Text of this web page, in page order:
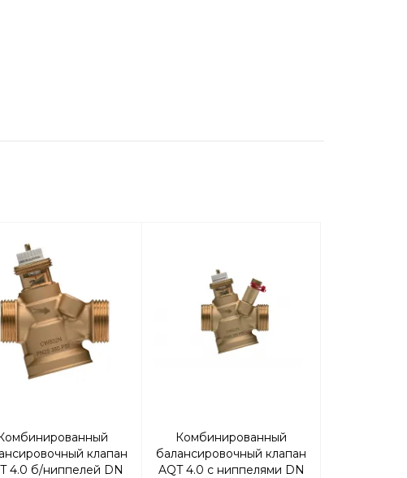
клапан
4.0 б/ниппелей DN
Комбинированный
балансировочный клапан
AQT 4.0 с ниппелями DN